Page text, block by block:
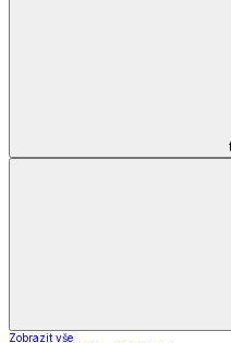
Zobrazit vše